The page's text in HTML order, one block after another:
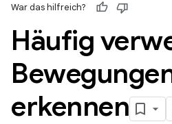
War das hilfreich?
Häufig
erkennen